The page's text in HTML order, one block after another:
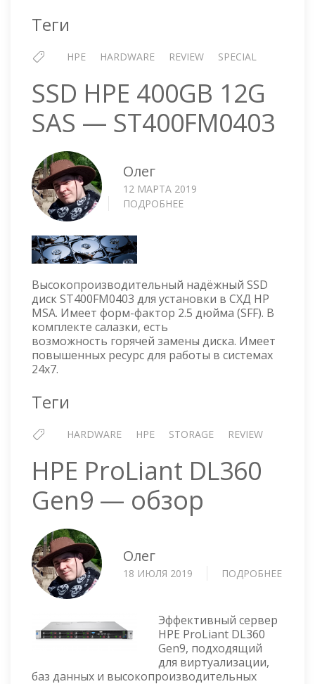
Теги
HPE HARDWARE REVIEW SPECIAL
SSD HPE 400GB 12G
SAS — ST400FM0403
Олег
12 МАРТА 2019
ПОДРОБНЕЕ
—
ST400FM0403
Высокопроизводительный надёжный SSD
диск ST400FM0403 для установки в СХД HP
MSA. Имеет форм-фактор 2.5 дюйма (SFF). В
комплекте салазки, есть
возможность горячей замены диска. Имеет
повышенных ресурс для работы в системах
24x7.
Теги
HARDWARE HPE STORAGE REVIEW
HPE ProLiant DL360
Gen9 — обзор
Олег
18 ИЮЛЯ 2019 ПОДРОБНЕЕ
Эффективный сервер
HPE ProLiant DL360
Gen9, подходящий
для виртуализации,
баз данных и высокопроизводительных